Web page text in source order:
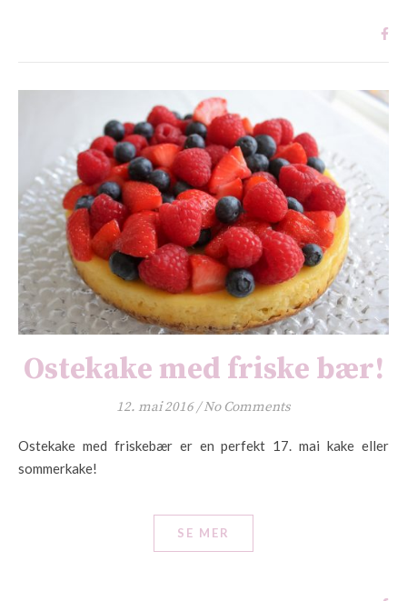
Ostekake med friske bær!
12. mai 2016/ No Comments
Ostekake med friskebær er en perfekt 17. mai kake eller
sommerkake!
SE MER